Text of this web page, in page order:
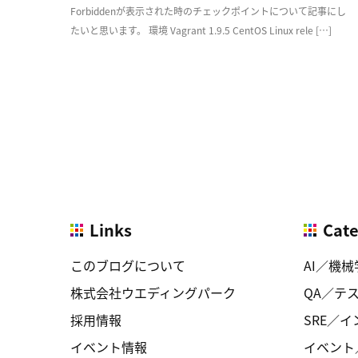
Forbiddenが表示された時のチェックポイントについて記事にし
たいと思います。 環境 Vagrant 1.9.5 CentOS Linux rele […]
AI／機械
QA／テ
SRE／
イベン
Links
このブログについて
株式会社ウエディングパーク
採用情報
イベント情報